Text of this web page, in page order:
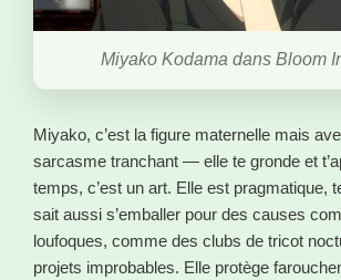
Miyako Kodama dans Bloom
Miyako, c’est la figure maternelle mais
sarcasme tranchant — elle te gronde et
temps, c’est un art. Elle est pragmatique,
sait aussi s’emballer pour des causes
loufoques, comme des clubs de tricot
projets improbables. Elle protège